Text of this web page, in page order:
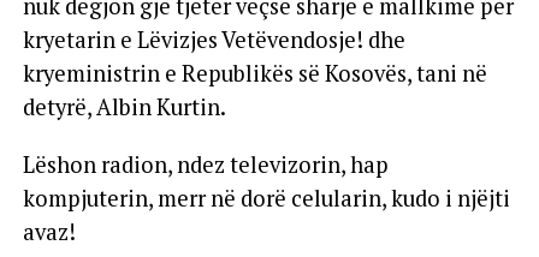
kryetarin e Lëvizjes Vetëvendosje! dhe
kryeministrin e Republikës së Kosovës, tani në
detyrë, Albin Kurtin.
Lëshon radion, ndez televizorin, hap
kompjuterin, merr në dorë celularin, kudo i njëjti
avaz!